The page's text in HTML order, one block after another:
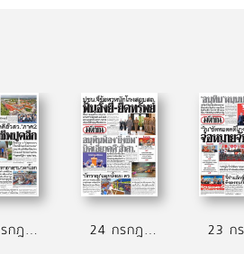
27 กรกฎาคม 2569 24 กรกฎาคม 2569